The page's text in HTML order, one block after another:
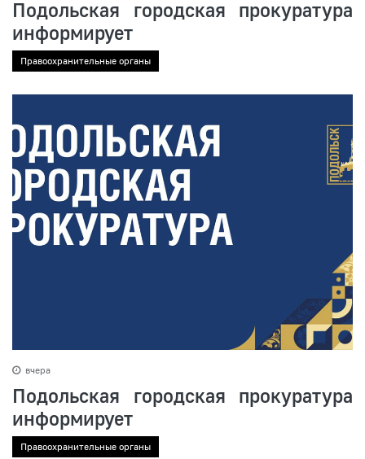
Подольская городская прокуратура
информирует
Правоохранительные органы
вчера
Подольская городская прокуратура
информирует
Правоохранительные органы